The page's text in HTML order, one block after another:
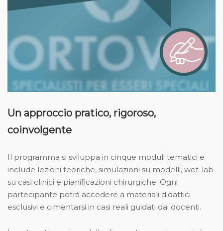
Un approccio pratico, rigoroso,
coinvolgente
Il programma si sviluppa in cinque moduli tematici e
include lezioni teoriche, simulazioni su modelli, wet-lab
su casi clinici e pianificazioni chirurgiche. Ogni
partecipante potrà accedere a materiali didattici
esclusivi e cimentarsi in casi reali guidati dai docenti.